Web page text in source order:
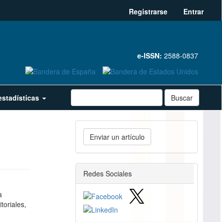
e-ISSN: 2588-0837
Registrarse Entrar
Buscar
Enviar
un
artículo
Enviar un artículo
redes_sociales
Redes Sociales